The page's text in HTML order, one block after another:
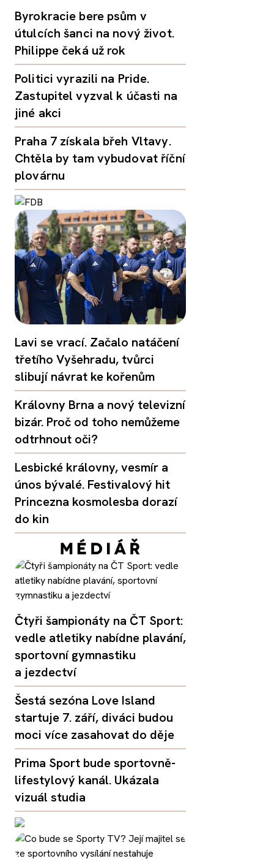
Byrokracie bere psům v
útulcích šanci na nový život.
Philippe čeká už rok
Politici vyrazili na Pride.
Zastupitel vyzval k účasti na
jiné akci
Praha 7 získala břeh Vltavy.
Chtěla by tam vybudovat říční
plovárnu
Lavi se vrací. Začalo natáčení
třetího Vyšehradu, tvůrci
slibují návrat ke kořenům
Královny Brna a nový televizní
bizár. Proč od toho nemůžeme
odtrhnout oči?
Lesbické královny, vesmír a
únos bývalé. Festivalový hit
Princezna kosmolesba dorazí
do kin
Čtyři šampionáty na ČT Sport:
vedle atletiky nabídne plavání,
sportovní gymnastiku
a jezdectví
Šestá sezóna Love Island
startuje 7. září, diváci budou
moci více zasahovat do děje
Prima Sport bude sportovně-
lifestylový kanál. Ukázala
vizuál studia